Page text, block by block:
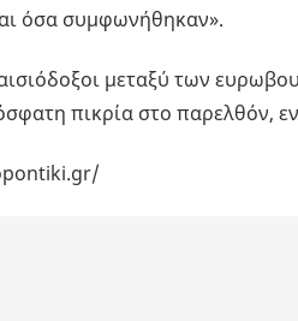
όσα συμφωνήθηκαν».
μεταξύ των
πικρία στο παρελθόν,